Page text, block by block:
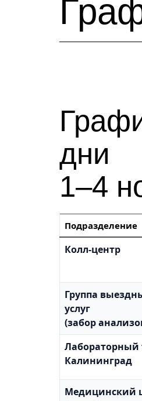
дни
1–4
Подразделение
Колл-центр
Группа
услуг
(забор
Лабораторный
Калининград
Медицинский